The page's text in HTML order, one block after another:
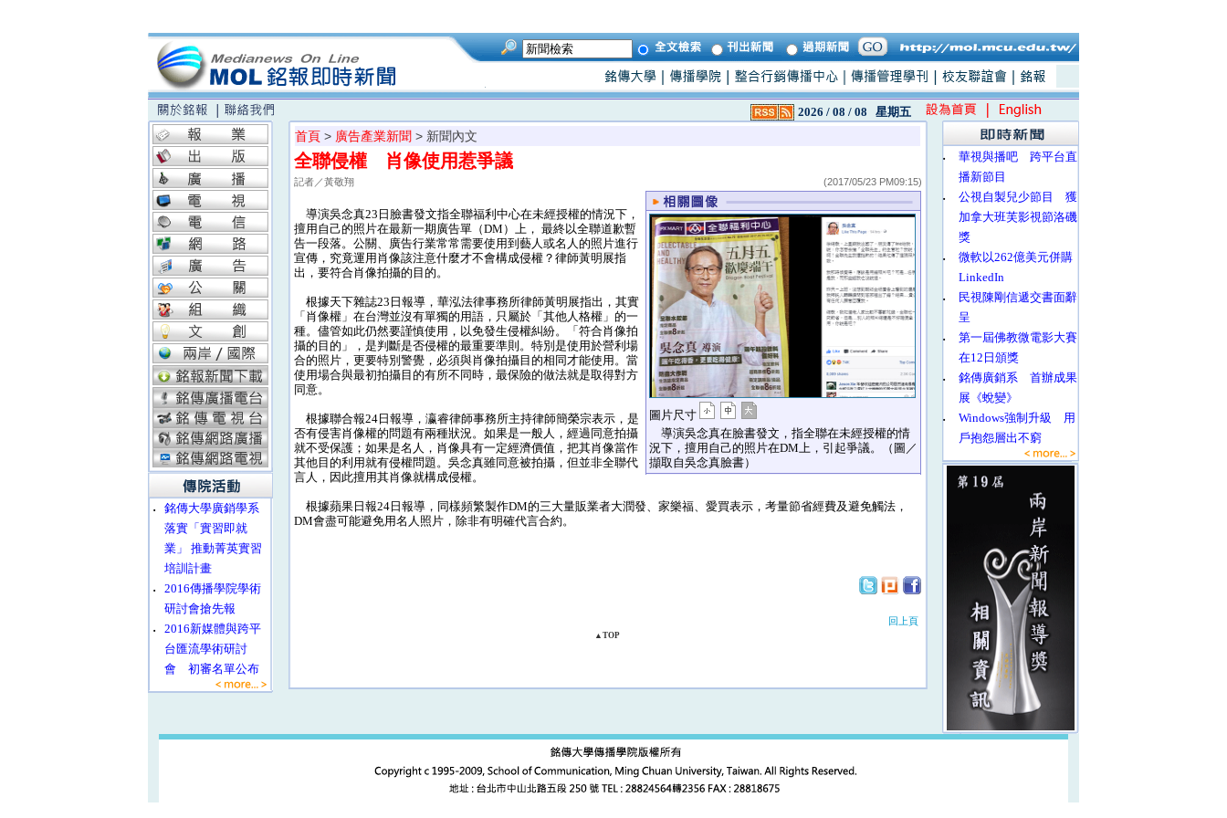
2026 / 08 / 08 星期五
‧
銘傳大學廣銷學系
落實「實習即就
業」 推動菁英實習
培訓計畫
‧
2016傳播學院學術
研討會搶先報
‧
2016新媒體與跨平
台匯流學術研討
會 初審名單公布
首頁 > 廣告產業新聞 > 新聞內文
全聯侵權 肖像使用惹爭議
記者／黃敬翔 (2017/05/23 PM09:15)
圖片尺寸
導演吳念真在臉書發文，指全聯在未經授權的情
況下，擅用自己的照片在DM上，引起爭議。（圖／
擷取自吳念真臉書）
導演吳念真23日臉書發文指全聯福利中心在未經授權的情況下，
擅用自己的照片在最新一期廣告單（DM）上， 最終以全聯道歉暫
告一段落。公關、廣告行業常常需要使用到藝人或名人的照片進行
宣傳，究竟運用肖像該注意什麼才不會構成侵權？律師黃明展指
出，要符合肖像拍攝的目的。
根據天下雜誌23日報導，華泓法律事務所律師黃明展指出，其實
「肖像權」在台灣並沒有單獨的用語，只屬於「其他人格權」的一
種。儘管如此仍然要謹慎使用，以免發生侵權糾紛。「符合肖像拍
攝的目的」，是判斷是否侵權的最重要準則。特別是使用於營利場
合的照片，更要特別警覺，必須與肖像拍攝目的相同才能使用。當
使用場合與最初拍攝目的有所不同時，最保險的做法就是取得對方
同意。
根據聯合報24日報導，瀛睿律師事務所主持律師簡榮宗表示，是
否有侵害肖像權的問題有兩種狀況。如果是一般人，經過同意拍攝
就不受保護；如果是名人，肖像具有一定經濟價值，把其肖像當作
其他目的利用就有侵權問題。吳念真雖同意被拍攝，但並非全聯代
言人，因此擅用其肖像就構成侵權。
根據蘋果日報24日報導，同樣頻繁製作DM的三大量販業者大潤發、家樂福、愛買表示，考量節省經費及避免觸法，
DM會盡可能避免用名人照片，除非有明確代言合約。
回上頁
▲TOP
‧
華視與播吧 跨平台直
播新節目
‧
公視自製兒少節目 獲
加拿大班芙影視節洛磯
獎
‧
微軟以262億美元併購
LinkedIn
‧
民視陳剛信遞交書面辭
呈
‧
第一屆佛教微電影大賽
在12日頒獎
‧
銘傳廣銷系 首辦成果
展《蛻變》
‧
Windows強制升級 用
戶抱怨層出不窮